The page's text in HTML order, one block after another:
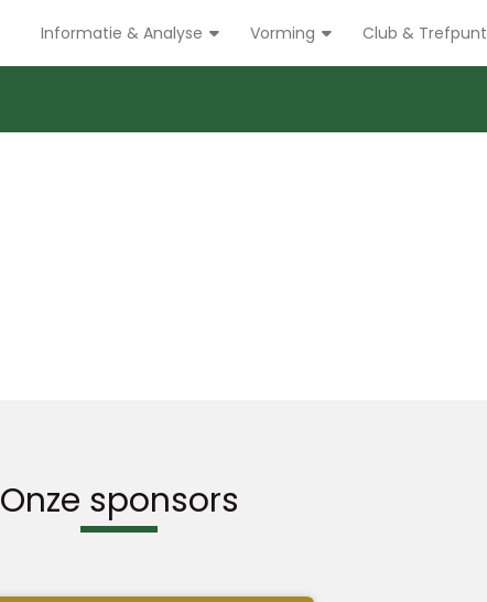
Informatie & Analyse Vorming Club & Trefpunt
Onze sponsors